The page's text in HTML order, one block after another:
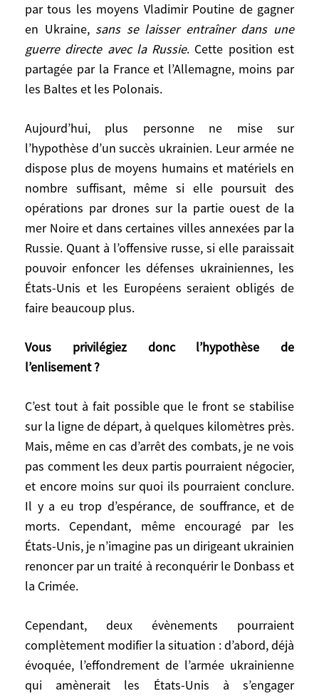
par tous les moyens Vladimir Poutine de gagner
en Ukraine, sans se laisser entraîner dans une
guerre directe avec la Russie. Cette position est
partagée par la France et l’Allemagne, moins par
les Baltes et les Polonais.
Aujourd’hui, plus personne ne mise sur
l’hypothèse d’un succès ukrainien. Leur armée ne
dispose plus de moyens humains et matériels en
nombre suffisant, même si elle poursuit des
opérations par drones sur la partie ouest de la
mer Noire et dans certaines villes annexées par la
Russie. Quant à l’offensive russe, si elle paraissait
pouvoir enfoncer les défenses ukrainiennes, les
États-Unis et les Européens seraient obligés de
faire beaucoup plus.
Vous privilégiez donc l’hypothèse de
l’enlisement ?
C’est tout à fait possible que le front se stabilise
sur la ligne de départ, à quelques kilomètres près.
Mais, même en cas d’arrêt des combats, je ne vois
pas comment les deux partis pourraient négocier,
et encore moins sur quoi ils pourraient conclure.
Il y a eu trop d’espérance, de souffrance, et de
morts. Cependant, même encouragé par les
États-Unis, je n’imagine pas un dirigeant ukrainien
renoncer par un traité à reconquérir le Donbass et
la Crimée.
Cependant, deux évènements pourraient
complètement modifier la situation : d’abord, déjà
évoquée, l’effondrement de l’armée ukrainienne
qui amènerait les États-Unis à s’engager
Avant d’envisager l’avenir, je commencerai
par une remarque qui n’est pas dans l’air
du temps : je partage l’avis de l’école
réaliste américaine de la guerre froide,
Kissinger et Brzeziński, selon laquelle tout
condition que pendant la décennie 1990
les États-Unis aient mené une Realpolitik
plus intelligente pour intégrer la Russie.
Non pas par amour pour la Russie, bien
sûr, mais pour des raisons de sécurité. Cela
n’a pas été tenté. On ne peut rien prouver,
mais cela reste un débat historique. Depuis
l’attaque de Poutine contre l’Ukraine en
2022, je suis favorable à la ligne Biden :
empêcher par tous les moyens Vladimir
Poutine de gagner en Ukraine,
avec la Russie. Cette position est partagée
par la France et l’Allemagne, moins par les
Aujourd’hui, plus personne ne mise sur
l’hypothèse d’un succès ukrainien. Leur
armée ne dispose plus de moyens humains
et matériels en nombre suffisant, même si
elle poursuit des opérations par drones
sur la partie ouest de la mer Noire et dans
certaines villes annexées par la Russie.
Quant à l’offensive russe, si elle paraissait
pouvoir enfoncer les défenses
ukrainiennes, les États-Unis et les
beaucoup plus.
Vous privilégiez donc l’hypothèse de
l’enlisement ?